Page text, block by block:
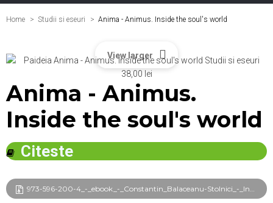
Home Studii si eseuri > Anima - Animus. Inside the soul's world
View larger
Anima - Animus.
Inside the soul's world
Citeste
973-596-200-4_-_ebook_-_Constantin_Balaceanu-Stolnici_-_Incursiune_in_lumea_sufletului_frg.pdf